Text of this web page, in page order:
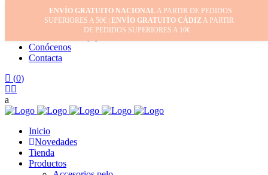
Inicio
Mi cuenta
Conócenos
Contacta
(0)
Inicio
Novedades
Tienda
Productos
ENVÍO GRATUITO NACIONALA PARTIR DE PEDIDOS
SUPERIORES A 50€ | ENVÍO GRATUITO CÁDIZA PARTIR
DE PEDIDOS SUPERIORES A 10€